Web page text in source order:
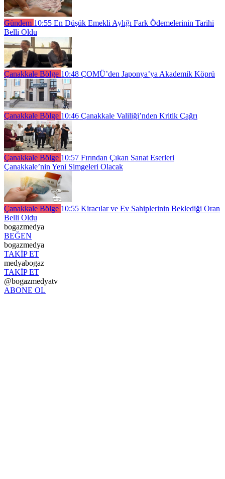
Gündem 10:55 En Düşük Emekli Aylığı Fark Ödemelerinin Tarihi
Belli Oldu
Çanakkale Bölge 10:48 ÇOMÜ’den Japonya’ya Akademik Köprü
Çanakkale Bölge 10:46 Çanakkale Valiliği’nden Kritik Çağrı
Çanakkale Bölge 10:57 Fırından Çıkan Sanat Eserleri
Çanakkale’nin Yeni Simgeleri Olacak
Çanakkale Bölge 10:55 Kiracılar ve Ev Sahiplerinin Beklediği Oran
Belli Oldu
bogazmedya
BEĞEN
bogazmedya
TAKİP ET
medyabogaz
TAKİP ET
@bogazmedyatv
ABONE OL